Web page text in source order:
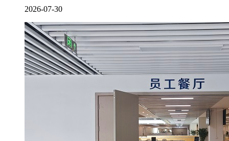
2026-07-30